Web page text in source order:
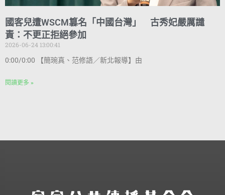
國客兒遭WSCM篡名「中國台灣」 古秀妃嚴厲譴
責：不更正拒絕參加
2026-06-24 13:00:41
0:00/0:00 【簡琬真、范修語／新北報導】由
閱讀更多 »